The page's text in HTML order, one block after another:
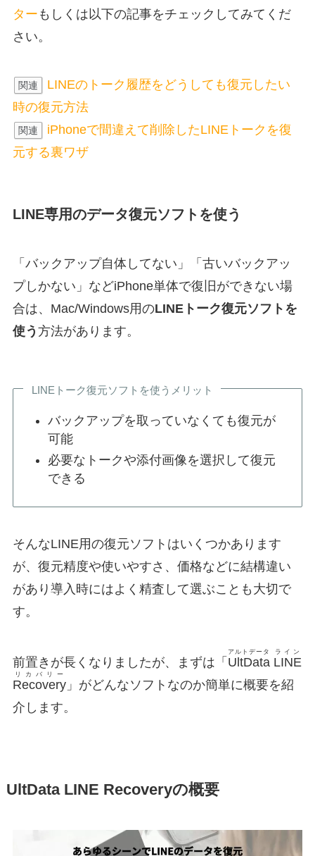
ター もしくは以下の記事をチェックしてみてくだ
さい。
関連
LINEのトーク履歴をどうしても復元したい
時の復元方法
関連
iPhoneで間違えて削除したLINEトークを復
元する裏ワザ
LINE専用のデータ復元ソフトを使う
「バックアップ自体してない」「古いバックアッ
プしかない」などiPhone単体で復旧ができない場
合は、Mac/Windows用のLINEトーク復元ソフトを
使う 方法があります。
LINEトーク復元ソフトを使うメリット
バックアップを取っていなくても復元が
可能
必要なトークや添付画像を選択して復元
できる
そんなLINE用の復元ソフトはいくつかあります
が、復元精度や使いやすさ、価格などに結構違い
があり導入時にはよく精査して選ぶことも大切で
す。
前置きが長くなりましたが、まずは「 UltData
アルトデータ
LINE
ライン
Recovery
リカバリー
」がどんなソフトなのか簡単に概要を紹
介します。
UltData LINE Recoveryの概要